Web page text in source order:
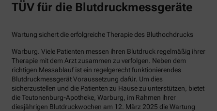
TÜV für die Blutdruckmessgeräte
Wartung sichert die erfolgreiche Therapie des Bluthochdrucks
Warburg. Viele Patienten messen ihren Blutdruck regelmäßig ihrer
Therapie mit dem Arzt zusammen zu verfolgen. Neben dem
richtigen Messablauf ist ein regelgerecht funktionierendes
Blutdruckmessgerät Voraussetzung dafür. Um dies
sicherzustellen und die Patienten zu Hause zu unterstützen, bietet
die Teutonenburg-Apotheke, Warburg, im Rahmen ihrer
diesjährigen Blutdruckwochen am 12. März 2025 die Wartung